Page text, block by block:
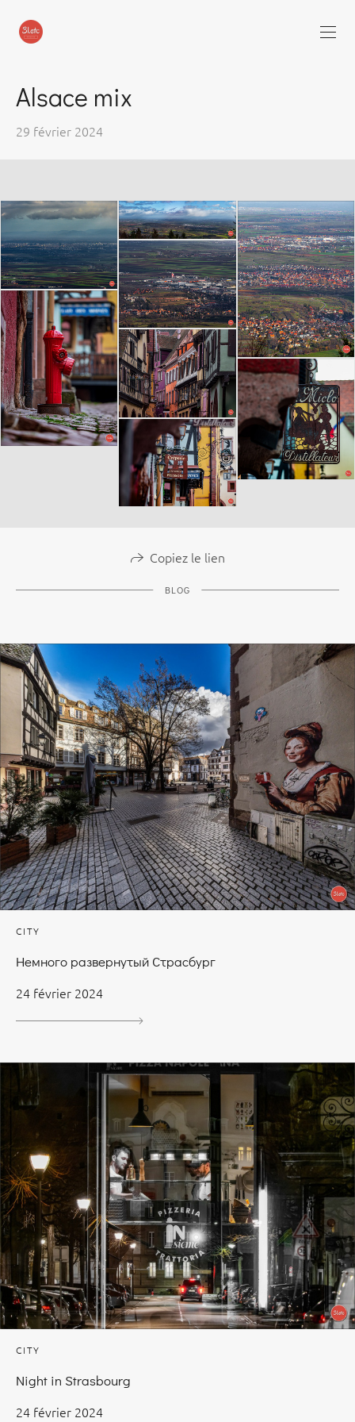
Alsace mix
29 février 2024
Copiez le lien
BLOG
CITY
Немного развернутый Страсбург
24 février 2024
CITY
Night in Strasbourg
24 février 2024